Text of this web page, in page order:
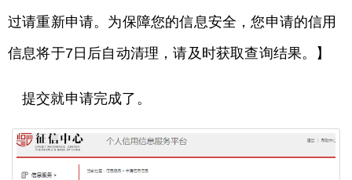
过请重新申请。为保障您的信息安全，您申请的信用
信息将于7日后自动清理，请及时获取查询结果。】
提交就申请完成了。